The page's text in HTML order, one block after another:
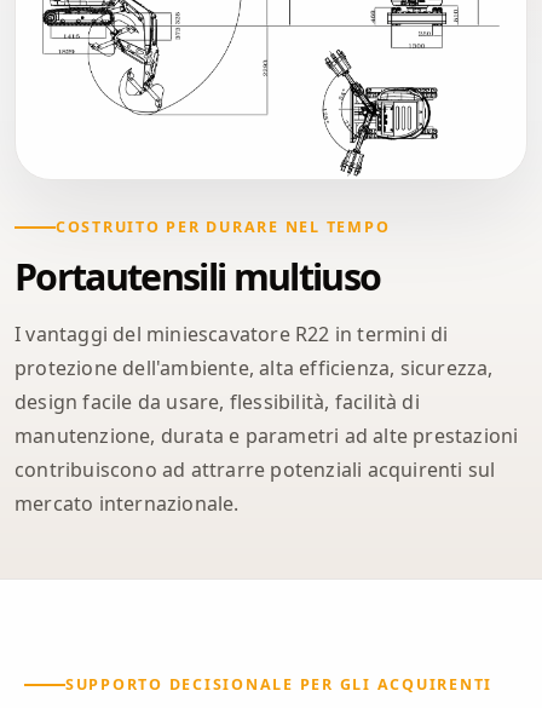
COSTRUITO PER DURARE NEL TEMPO
Portautensili multiuso
I vantaggi del miniescavatore R22 in termini di
protezione dell'ambiente, alta efficienza, sicurezza,
design facile da usare, flessibilità, facilità di
manutenzione, durata e parametri ad alte prestazioni
contribuiscono ad attrarre potenziali acquirenti sul
mercato internazionale.
SUPPORTO DECISIONALE PER GLI ACQUIRENTI